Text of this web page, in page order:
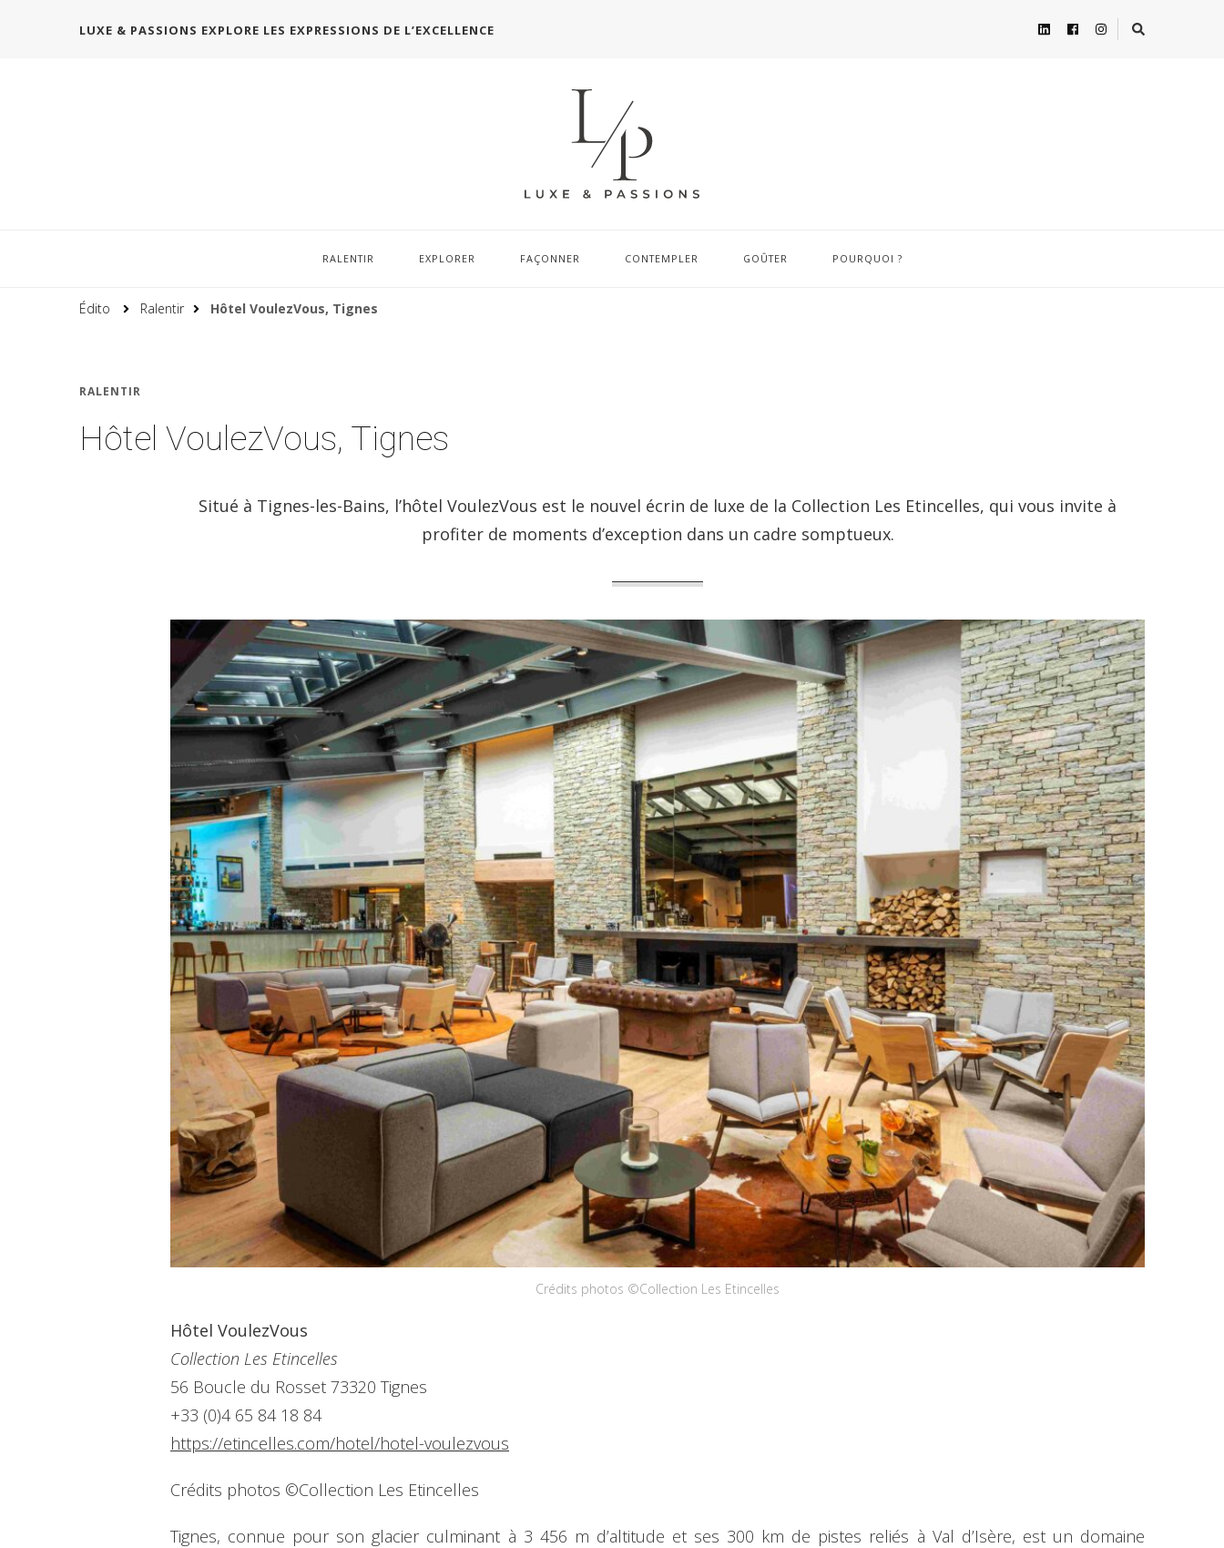
LUXE & PASSIONS EXPLORE LES EXPRESSIONS DE L’EXCELLENCE
RALENTIR EXPLORER FAÇONNER CONTEMPLER GOÛTER POURQUOI ?
Édito Ralentir Hôtel VoulezVous, Tignes
RALENTIR
Hôtel VoulezVous, Tignes
Situé à Tignes-les-Bains, l’hôtel VoulezVous est le nouvel écrin de luxe de la Collection Les Etincelles, qui vous invite à
profiter de moments d’exception dans un cadre somptueux.
Crédits photos ©Collection Les Etincelles
Hôtel VoulezVous
Collection Les Etincelles
56 Boucle du Rosset 73320 Tignes
+33 (0)4 65 84 18 84
https://etincelles.com/hotel/hotel-voulezvous
Crédits photos ©Collection Les Etincelles
Tignes, connue pour son glacier culminant à 3 456 m d’altitude et ses 300 km de pistes reliés à Val d’Isère, est un domaine